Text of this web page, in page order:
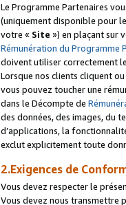
Le Programme Partenaires
(uniquement disponible pour
votre « Site ») en plaçant sur
Rémunération du Programme
doivent utiliser correctement
Lorsque nos clients cliquent
vous pouvez toucher une
dans le Décompte de
des données, des images, du
d’applications, la
exclut explicitement toute
2.Exigences de
Vous devez respecter le
Vous devez nous transmettre